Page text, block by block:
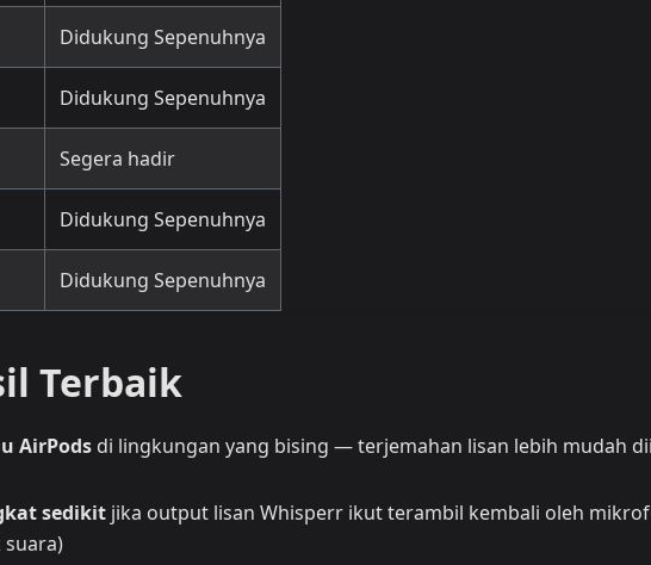
Didukung Sepenuhnya
Didukung Sepenuhnya
Segera hadir
Didukung Sepenuhnya
Didukung Sepenuhnya
Terbaik
AirPods di lingkungan yang bising — terjemahan lisan lebih mudah
sedikit jika output lisan Whisperr ikut terambil kembali oleh